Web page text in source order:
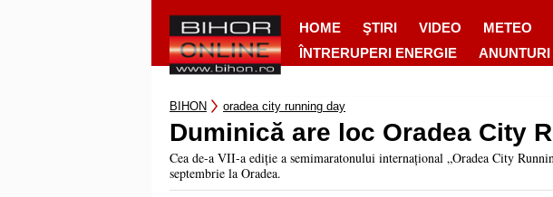
HOME ŞTIRI VIDEO METEO
ÎNTRERUPERI ENERGIE
BIHON oradea city running day
Duminică are loc Oradea City
Cea de-a VII-a ediție a semimaratonului internațional „Oradea City
septembrie la Oradea.